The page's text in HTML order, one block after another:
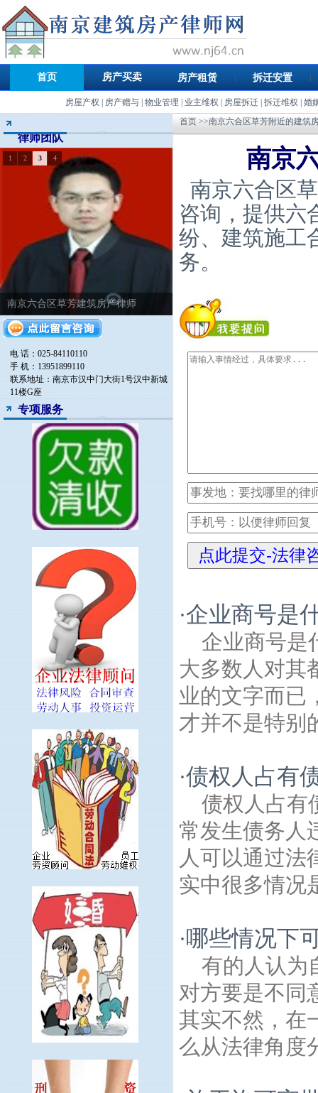
首页 房产买卖 房产租赁 拆迁安置
房屋产权 房产赠与| 物业管理 业主维权 房屋拆迁| 拆迁维权 婚
律师团队
南京六合区草芳建筑房产律师
1 2 3 4
电 话：025-84110110
手 机：13951899110
联系地址：南京市汉中门大街1号汉中新城
11楼G座
专项服务
首页 >>南京六合区草芳附近的建筑
南京
南京六合区
咨询，提供六
纷、建筑施工
务。
·企业商号是
企业商号是
大多数人对其
业的文字而已
才并不是特别
·债权人占有
债权人占有
常发生债务人
人可以通过法
实中很多情况
·哪些情况下
有的人认为
对方要是不同
其实不然，在
么从法律角度